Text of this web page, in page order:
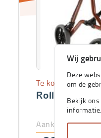
Rollator Dietz
Te koop
Aankoopprijs
Wij
Deze
om de
Bekijk ons
informatie.